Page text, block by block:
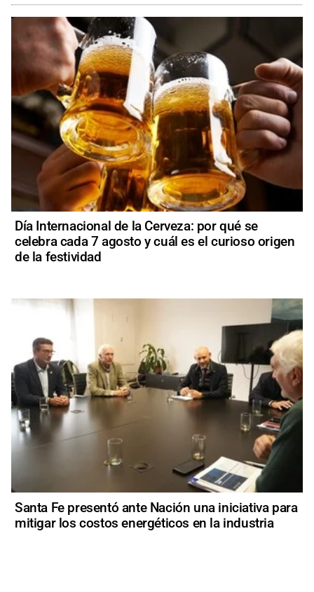
Día Internacional de la Cerveza: por qué se
celebra cada 7 agosto y cuál es el curioso origen
de la festividad
Santa Fe presentó ante Nación una iniciativa para
mitigar los costos energéticos en la industria